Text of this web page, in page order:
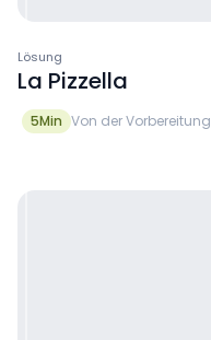
Lösung
La Pizzella
5Min Von der Vorbereitung